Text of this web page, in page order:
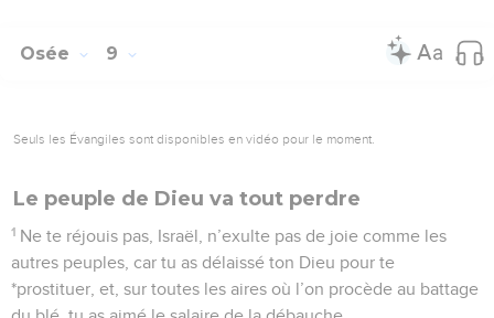
Osée 9
Seuls les Évangiles sont disponibles en vidéo pour le moment.
Le peuple de Dieu va tout perdre
1 Ne te réjouis pas, Israël, n’exulte pas de joie comme les
autres peuples, car tu as délaissé ton Dieu pour te
*prostituer, et, sur toutes les aires où l’on procède au battage